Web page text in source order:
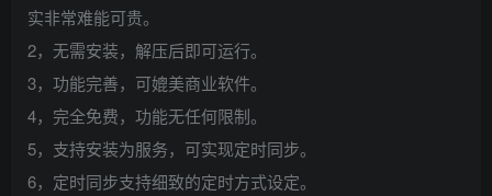
实非常难能可贵。
2，无需安装，解压后即可运行。
3，功能完善，可媲美商业软件。
4，完全免费，功能无任何限制。
5，支持安装为服务，可实现定时同步。
6，定时同步支持细致的定时方式设定。